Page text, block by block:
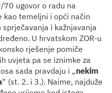
70 ugovor o radu na
kao temeljni i opći način
i kažnjavanja
U hrvatskom ZOR-u
rješenje pomiče
uvjeta pa se iznimke za
sada pravdaju i „nekim
“ (st. 2. i 3.). Naime, najduže